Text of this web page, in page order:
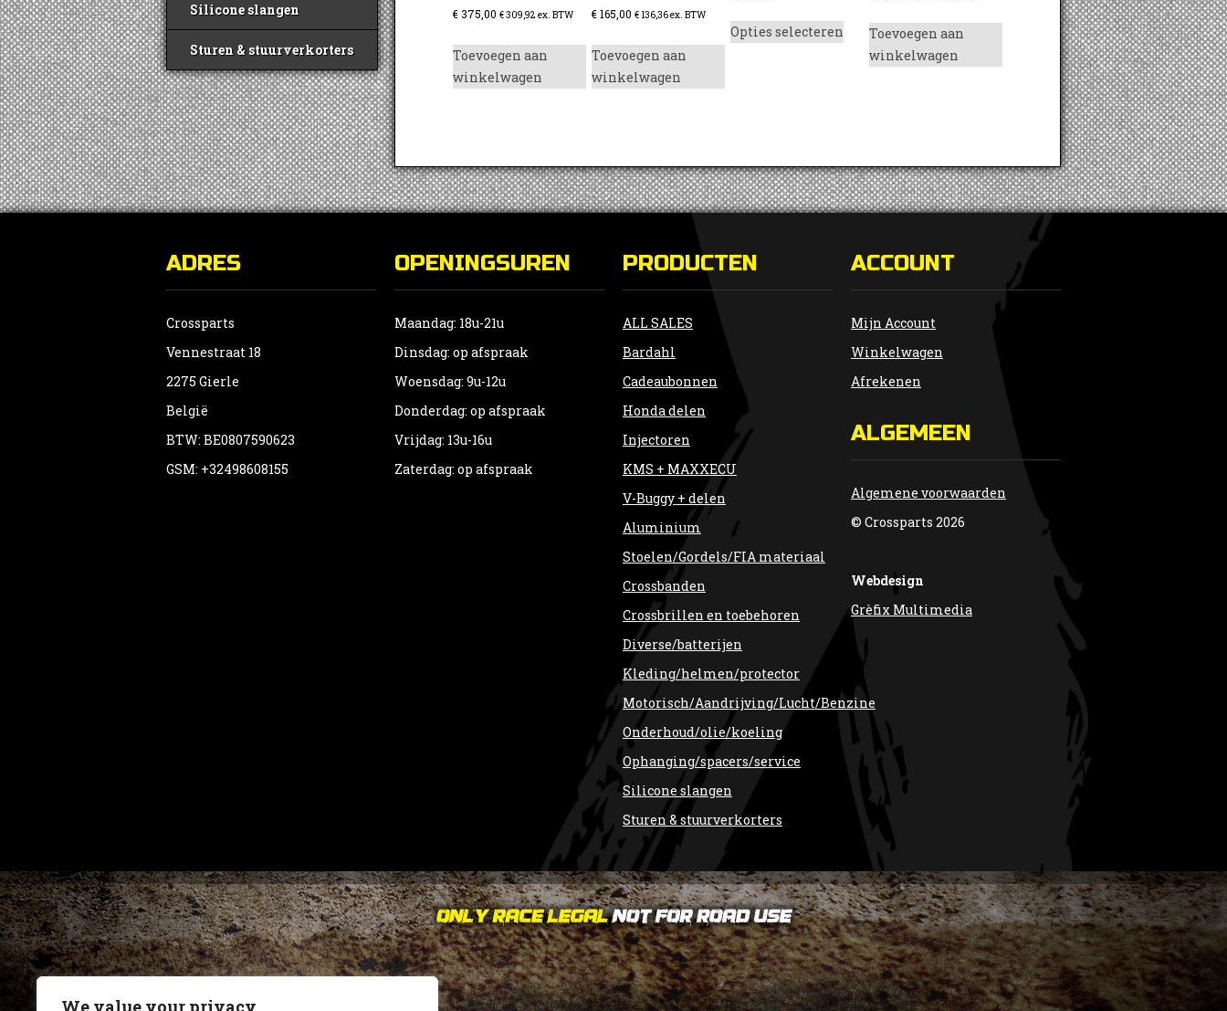
We value your privacy
Silicone slangen
Sturen & stuurverkorters
€ 375,00 €309,92 ex. BTW
Toevoegen aan
winkelwagen
€165,00 € 136,36ex. BTW
Toevoegen aan
winkelwagen
Opties selecteren
Dit
product
heeft
kan
gekozen
worden
de
Toevoegen aan
winkelwagen
ADRES
Crossparts
Vennestraat 18
2275 Gierle
België
BTW: BE0807590623
GSM: +32498608155
OPENINGSUREN
Maandag: 18u-21u
Dinsdag: op afspraak
Woensdag: 9u-12u
Donderdag: op afspraak
Vrijdag: 13u-16u
Zaterdag: op afspraak
PRODUCTEN
ALL SALES
Bardahl
Cadeaubonnen
Honda delen
Injectoren
KMS + MAXXECU
V-Buggy + delen
Aluminium
Stoelen/Gordels/FIA materiaal
Crossbanden
Crossbrillen en toebehoren
Diverse/batterijen
Kleding/helmen/protector
Motorisch/Aandrijving/Lucht/Benzine
Onderhoud/olie/koeling
Ophanging/spacers/service
Silicone slangen
Sturen & stuurverkorters
ACCOUNT
Mijn Account
Winkelwagen
Afrekenen
ALGEMEEN
Algemene voorwaarden
© Crossparts 2026
Webdesign
Grèfix Multimedia